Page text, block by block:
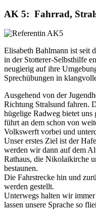
AK 5: Fahrrad,
Elisabeth Bahlmann ist seit
in der Stotterer-Selbsthilfe
neugierig auf ihre
Sprechübungen in
Ausgehend von der
Richtung Stralsund fahren.
hügelige Radweg bietet
führt an dem schon von
Volkswerft vorbei und
Unser erstes Ziel ist der
werden wir dann auf dem
Rathaus, die Nikolaikirche
bestaunen.
Die Fahrstrecke hin und
werden gestellt.
Unterwegs halten wir
lassen unsere Sprache so